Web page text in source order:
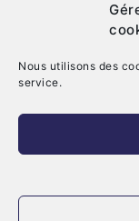
Nous utilisons des
service.
©
Nous contacter